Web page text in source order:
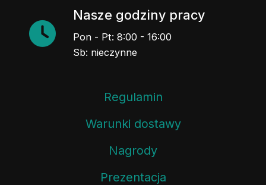
Nasze godziny pracy
Pon - Pt: 8:00 - 16:00
Sb: nieczynne
Regulamin
Warunki dostawy
Nagrody
Prezentacja